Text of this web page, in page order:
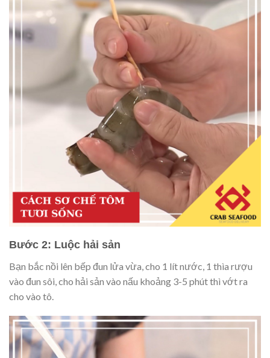
Bước 2: Luộc hải sản
Bạn bắc nồi lên bếp đun lửa vừa, cho 1 lít nước, 1 thìa rượu
vào đun sôi, cho hải sản vào nấu khoảng 3-5 phút thì vớt ra
cho vào tô.